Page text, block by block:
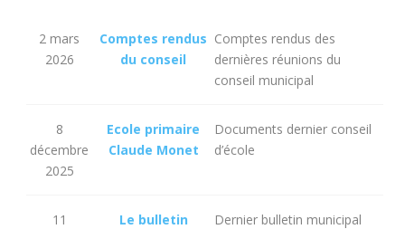
2 mars
2026
Comptes rendus
du conseil
Comptes rendus des
dernières réunions du
conseil municipal
8
décembre
2025
Ecole primaire
Claude Monet
Documents dernier conseil
d’école
11
Le bulletin
Dernier bulletin municipal